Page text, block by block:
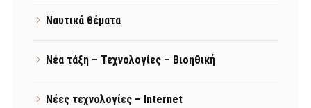
Ναυτικά θέματα
Νέα τάξη – Τεχνολογίες – Βιοηθική
Νέες τεχνολογίες – Internet